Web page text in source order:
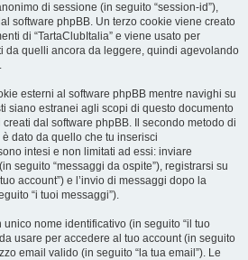
di sessione (in seguito “session-id”),
software phpBB. Un terzo cookie viene creato
di “TartaClubItalia” e viene usato per
da quelli ancora da leggere, quindi agevolando
esterni al software phpBB mentre navighi su
siano estranei agli scopi di questo documento
dal software phpBB. Il secondo metodo di
dato da quello che tu inserisci
intesi e non limitati ad essi: inviare
seguito “messaggi da ospite”), registrarsi su
account”) e l’invio di messaggi dopo la
“i tuoi messaggi”).
unico nome identificativo (in seguito “il tuo
usare per accedere al tuo account (in seguito
email valido (in seguito “la tua email”). Le